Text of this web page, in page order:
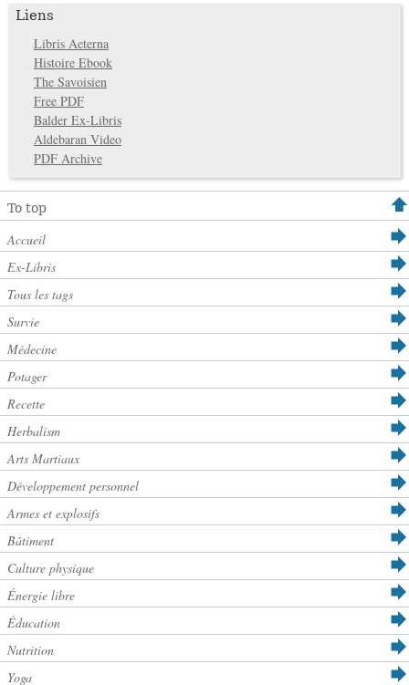
Liens
Libris Aeterna
Histoire Ebook
The Savoisien
Free PDF
Balder Ex-Libris
Aldebaran Video
PDF Archive
To top
Accueil
Ex-Libris
Tous les tags
Survie
Médecine
Potager
Recette
Herbalism
Arts Martiaux
Développement personnel
Armes et explosifs
Bâtiment
Culture physique
Énergie libre
Éducation
Nutrition
Yoga